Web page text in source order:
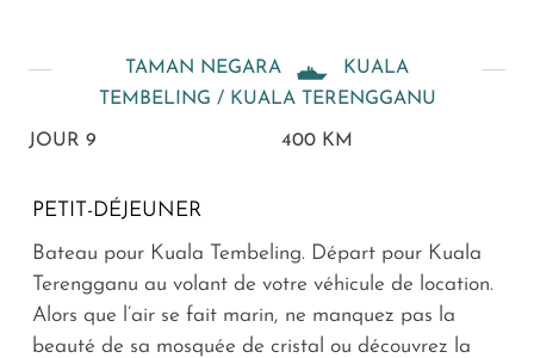
TAMAN NEGARA
KUALA
TEMBELING / KUALA TERENGGANU
JOUR 9 400 KM
PETIT-DÉJEUNER
Bateau pour Kuala Tembeling. Départ pour Kuala
Terengganu au volant de votre véhicule de location.
Alors que l’air se fait marin, ne manquez pas la
beauté de sa mosquée de cristal ou découvrez la